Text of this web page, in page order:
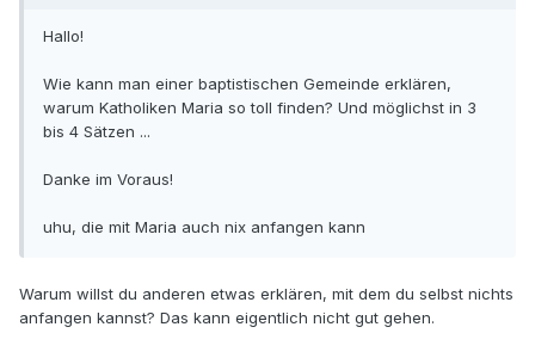
Hallo!
Wie kann man einer baptistischen Gemeinde erklären,
warum Katholiken Maria so toll finden? Und möglichst in 3
bis 4 Sätzen ...
Danke im Voraus!
uhu, die mit Maria auch nix anfangen kann
Warum willst du anderen etwas erklären, mit dem du selbst nichts
anfangen kannst? Das kann eigentlich nicht gut gehen.